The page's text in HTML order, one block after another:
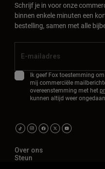
Schrijf je in voor onze
binnen enkele minuten een
bestelling, samen met alle
Ik geef Fox toestemming
mij commerciële
overeenstemming met het
kunnen altijd weer
Over ons
Steun